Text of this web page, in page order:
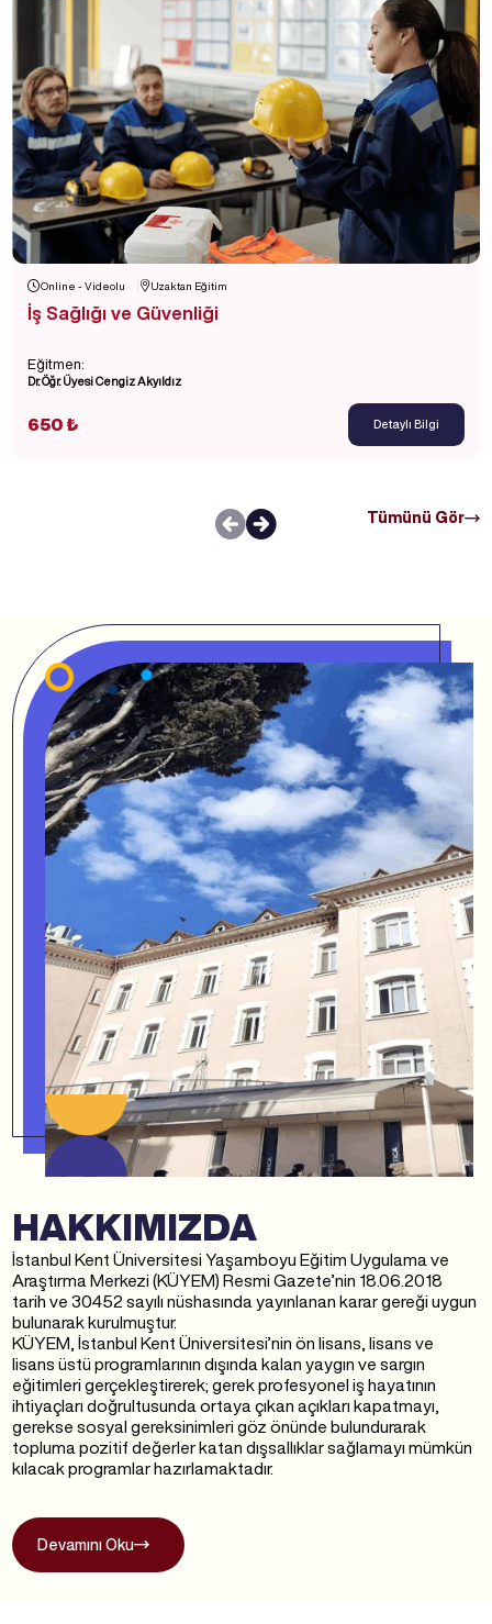
Online - Videolu Uzaktan Eğitim
İş Sağlığı ve Güvenliği
Eğitmen:
Dr. Öğr. Üyesi Cengiz Akyıldız
650 ₺ Detaylı Bilgi
Tümünü Gör
HAKKIMIZDA
İstanbul Kent Üniversitesi Yaşamboyu Eğitim Uygulama ve
Araştırma Merkezi (KÜYEM) Resmi Gazete’nin 18.06.2018
tarih ve 30452 sayılı nüshasında yayınlanan karar gereği uygun
bulunarak kurulmuştur.
KÜYEM, İstanbul Kent Üniversitesi’nin ön lisans, lisans ve
lisans üstü programlarının dışında kalan yaygın ve sargın
eğitimleri gerçekleştirerek; gerek profesyonel iş hayatının
ihtiyaçları doğrultusunda ortaya çıkan açıkları kapatmayı,
gerekse sosyal gereksinimleri göz önünde bulundurarak
topluma pozitif değerler katan dışsallıklar sağlamayı mümkün
kılacak programlar hazırlamaktadır.
Devamını Oku